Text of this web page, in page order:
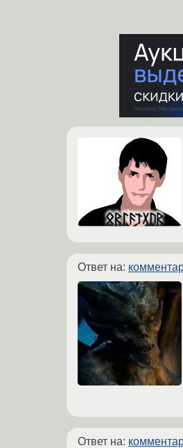
Ответ на:
Ответ на: